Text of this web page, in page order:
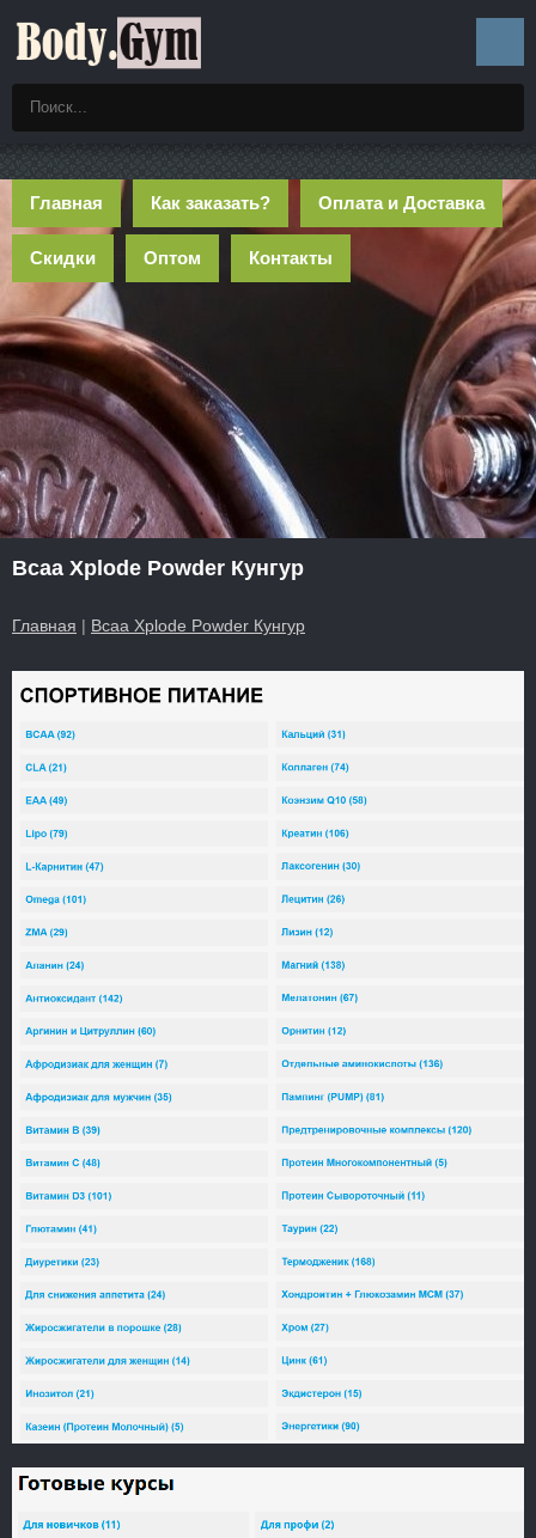
Главная Как заказать? Оплата и Доставка
Скидки Оптом Контакты
Bcaa Xplode Powder Кунгур
Главная | Bcaa Xplode Powder Кунгур